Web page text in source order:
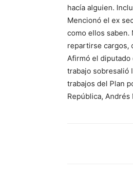
hacía alguien.
Mencionó el ex
como ellos saben.
repartirse cargos,
Afirmó el
trabajo sobresalió
trabajos del Plan
República, Andrés